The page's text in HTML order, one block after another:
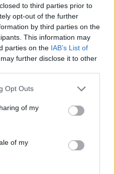
to third parties prior to
opt-out of the further
by third parties on the
This information may
parties on the IAB’s List of
further disclose it to other
uses one or more Google
behaviour. You may click to
and its third-party tags to
purposes in below Google
Opt Outs
of my
of my
της